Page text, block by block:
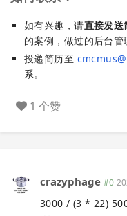
如有兴趣，请直接发送
的案例，做过的后台管
投递简历至
系。
1 个赞
crazyphage #0
3000 / (3 * 22)